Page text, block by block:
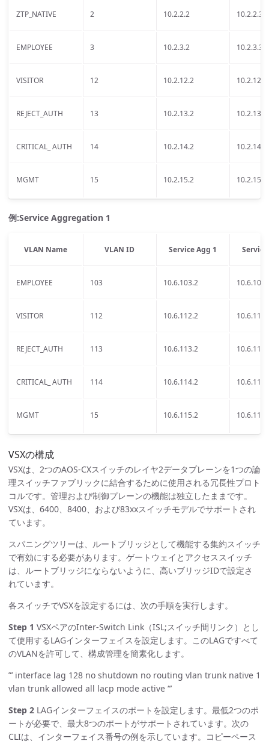
ZTP_NATIVE 2 10.2.2.2 10.2.2.3
EMPLOYEE 3 10.2.3.2 10.2.3.3
VISITOR 12 10.2.12.2 10.2.12.3
REJECT_AUTH 13 10.2.13.2 10.2.13.3
CRITICAL_ AUTH 14 10.2.14.2 10.2.14.3
MGMT 15 10.2.15.2 10.2.15.3
例:Service Aggregation 1
VLAN Name VLAN ID Service Agg 1
EMPLOYEE 103 10.6.103.2
VISITOR 112 10.6.112.2
REJECT_AUTH 113 10.6.113.2
CRITICAL_ AUTH 114 10.6.114.2
MGMT 15 10.6.115.2
VSXの構成
VSXは、2つのAOS-CXスイッチのレイヤ2データプレーンを1つの論
理スイッチファブリックに結合するために使用される冗長性プロト
コルです。管理および制御プレーンの機能は独立したままです。
VSXは、6400、8400、および83xxスイッチモデルでサポートされ
ています。
スパニングツリーは、ルートブリッジとして機能する集約スイッチ
で有効にする必要があります。ゲートウェイとアクセススイッチ
は、ルートブリッジにならないように、高いブリッジIDで設定さ
れています。
各スイッチでVSXを設定するには、次の手順を実行します。
Step 1 VSXペアのInter-Switch Link（ISL;スイッチ間リンク）とし
て使用するLAGインターフェイスを設定します。このLAGですべて
のVLANを許可して、構成管理を簡素化します。
”’ interface lag 128 no shutdown no routing vlan trunk native 1
vlan trunk allowed all lacp mode active “’
Step 2 LAGインターフェイスのポートを設定します。最低2つのポ
ートが必要で、最大8つのポートがサポートされています。次の
CLIは、インターフェイス番号の例を示しています。コピーペース